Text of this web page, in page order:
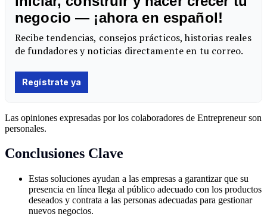
Las opiniones expresadas por los colaboradores de Entrepreneur son
personales.
Conclusiones Clave
Estas soluciones ayudan a las empresas a garantizar que su
presencia en línea llega al público adecuado con los productos
deseados y contrata a las personas adecuadas para gestionar
nuevos negocios.